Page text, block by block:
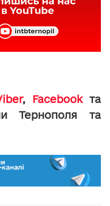
, Facebookта
Тернополя та